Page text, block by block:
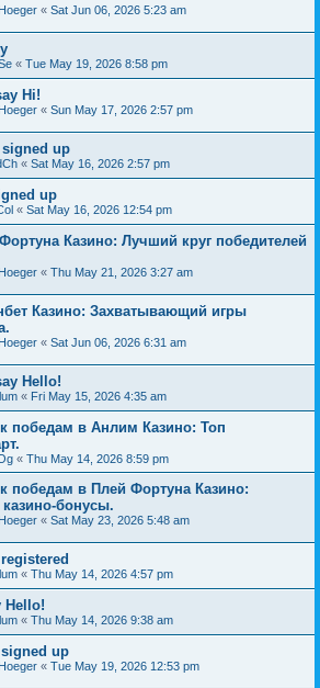
« Sat Jun 06, 2026 5:23 am
« Tue May 19, 2026 8:58 pm
Hi!
« Sun May 17, 2026 2:57 pm
up
« Sat May 16, 2026 2:57 pm
up
« Sat May 16, 2026 12:54 pm
Казино: Лучший круг победителей
« Thu May 21, 2026 3:27 am
Казино: Захватывающий игры
« Sat Jun 06, 2026 6:31 am
Hello!
« Fri May 15, 2026 4:35 am
к победам в Анлим Казино: Топ
« Thu May 14, 2026 8:59 pm
к победам в Плей Фортуна Казино:
бонусы.
« Sat May 23, 2026 5:48 am
« Thu May 14, 2026 4:57 pm
Hello!
« Thu May 14, 2026 9:38 am
up
« Tue May 19, 2026 12:53 pm